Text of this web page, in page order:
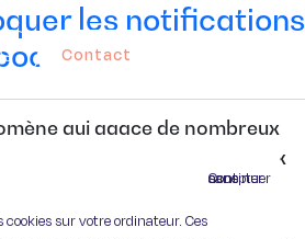
Continuer sans accepter
cookies sur votre ordinateur. Ces
Contact
les notifications
qui agace de nombreux
ce sont les invitations aux
en plus d’utilisateurs se
par les notifications